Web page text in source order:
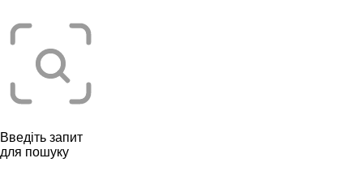
Введіть запит
для пошуку